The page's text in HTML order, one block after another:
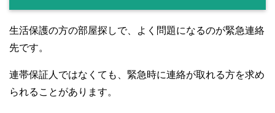
生活保護の方の部屋探しで、よく問題になるのが緊急連絡
先です。
連帯保証人ではなくても、緊急時に連絡が取れる方を求め
られることがあります。